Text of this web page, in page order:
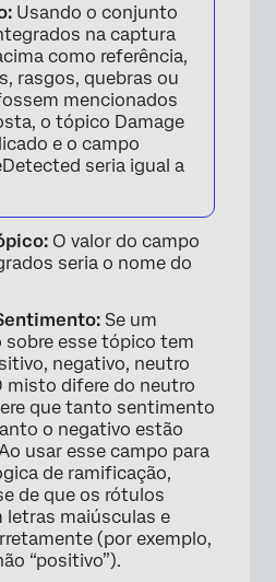
×
Usando o conjunto
na captura
como referência,
rasgos, quebras ou
mencionados
o tópico Damage
e o campo
seria igual a
O valor do campo
seria o nome do
Se um
esse tópico tem
negativo, neutro
misto difere do neutro
que tanto sentimento
o negativo estão
usar esse campo para
de ramificação,
de que os rótulos
letras maiúsculas e
(por exemplo,
“positivo”).